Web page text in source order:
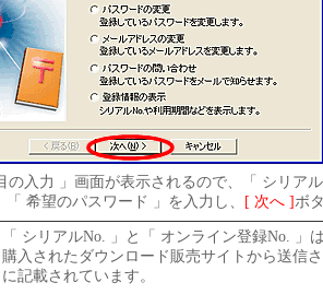
の入力 」画面が表示されるので、「 シリア
希望のパスワード 」を入力し、
[ 次へ ]ボ
「 シリアルNo. 」と「 オンライン登録No. 」
購入されたダウンロード販売サイトから送信
に記載されています。